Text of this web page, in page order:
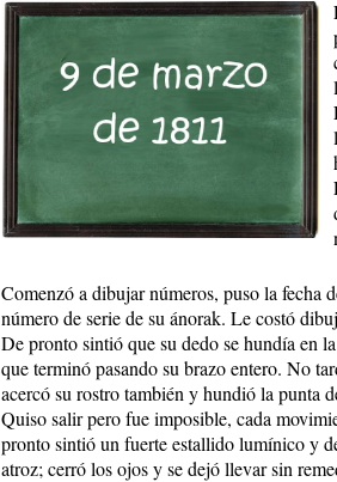
Comenzó a dibujar números, puso la fecha
número de serie de su ánorak. Le costó
De pronto sintió que su dedo se hundía en
que terminó pasando su brazo entero. No
acercó su rostro también y hundió la punta
Quiso salir pero fue imposible, cada
pronto sintió un fuerte estallido lumínico y
atroz; cerró los ojos y se dejó llevar sin